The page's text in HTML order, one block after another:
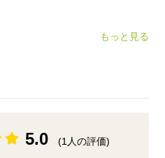
もっと見る
5.0 (1人の評価)